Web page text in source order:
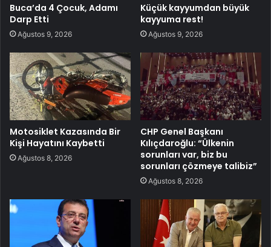
Buca’da 4 Çocuk, Adamı
Darp Etti
Ağustos 9, 2026
Küçük kayyumdan büyük
kayyuma rest!
Ağustos 9, 2026
Motosiklet Kazasında Bir
Kişi Hayatını Kaybetti
Ağustos 8, 2026
CHP Genel Başkanı
Kılıçdaroğlu: “Ülkenin
sorunları var, biz bu
sorunları çözmeye talibiz”
Ağustos 8, 2026